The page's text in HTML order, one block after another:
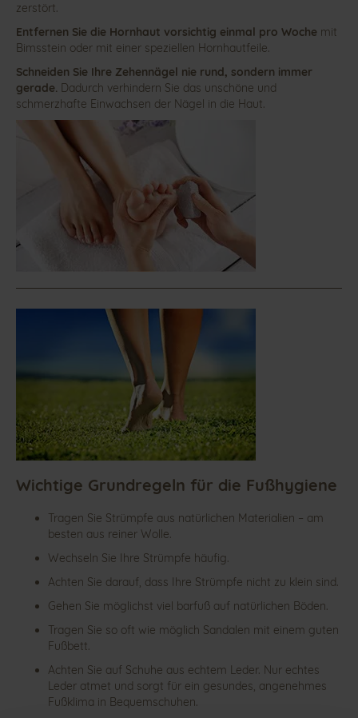
zerstört.
Entfernen Sie die Hornhaut vorsichtig einmal pro Woche mit
Bimsstein oder mit einer speziellen Hornhautfeile.
Schneiden Sie Ihre Zehennägel nie rund, sondern immer
gerade. Dadurch verhindern Sie das unschöne und
schmerzhafte Einwachsen der Nägel in die Haut.
Wichtige Grundregeln für die Fußhygiene
Tragen Sie Strümpfe aus natürlichen Materialien – am
besten aus reiner Wolle.
Wechseln Sie Ihre Strümpfe häufig.
Achten Sie darauf, dass Ihre Strümpfe nicht zu klein sind.
Gehen Sie möglichst viel barfuß auf natürlichen Böden.
Tragen Sie so oft wie möglich Sandalen mit einem guten
Fußbett.
Achten Sie auf Schuhe aus echtem Leder. Nur echtes
Leder atmet und sorgt für ein gesundes, angenehmes
Fußklima in Bequemschuhen.